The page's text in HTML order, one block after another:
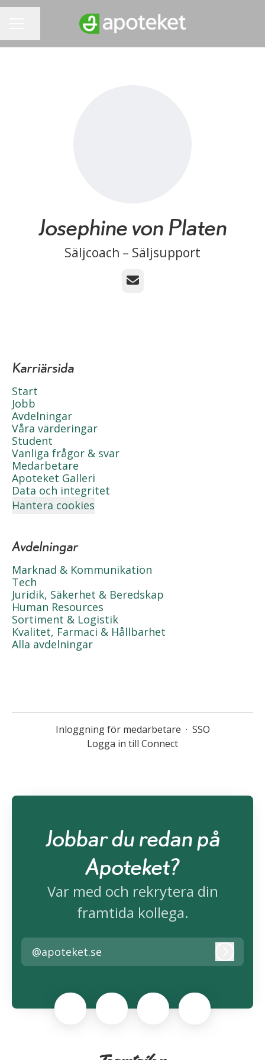
Josephine von Platen
Säljcoach – Säljsupport
E-post
Karriärsida
Start
Jobb
Avdelningar
Våra värderingar
Student
Vanliga frågor & svar
Medarbetare
Apoteket Galleri
Data och integritet
Hantera cookies
Avdelningar
Marknad & Kommunikation
Tech
Juridik, Säkerhet & Beredskap
Human Resources
Sortiment & Logistik
Kvalitet, Farmaci & Hållbarhet
Alla avdelningar
Inloggning för medarbetare · SSO
Logga in till Connect
Jobbar du redan på
Apoteket?
Var med och rekrytera din
framtida kollega.
@apoteket.se